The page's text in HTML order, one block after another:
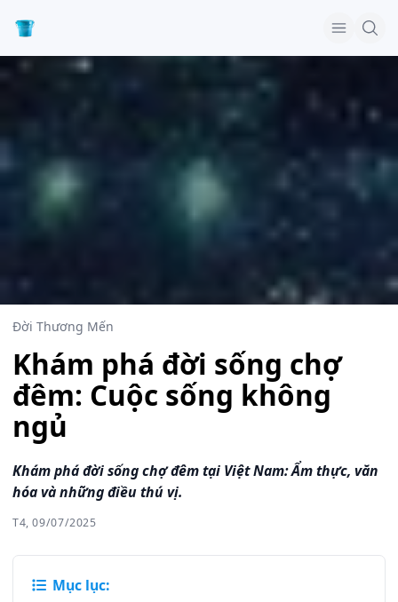
Đời Thương Mến
Khám phá đời sống chợ
đêm: Cuộc sống không
ngủ
Khám phá đời sống chợ đêm tại Việt Nam: Ẩm thực, văn
hóa và những điều thú vị.
T4, 09/07/2025
Mục lục: